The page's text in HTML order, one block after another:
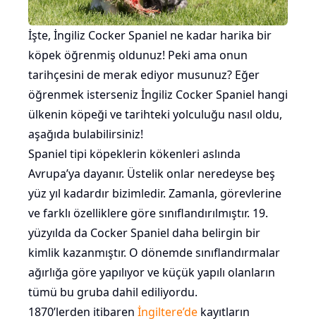
İşte, İngiliz Cocker Spaniel ne kadar harika bir
köpek öğrenmiş oldunuz! Peki ama onun
tarihçesini de merak ediyor musunuz? Eğer
öğrenmek isterseniz İngiliz Cocker Spaniel hangi
ülkenin köpeği ve tarihteki yolculuğu nasıl oldu,
aşağıda bulabilirsiniz!
Spaniel tipi köpeklerin kökenleri aslında
Avrupa’ya dayanır. Üstelik onlar neredeyse beş
yüz yıl kadardır bizimledir. Zamanla, görevlerine
ve farklı özelliklere göre sınıflandırılmıştır. 19.
yüzyılda da Cocker Spaniel daha belirgin bir
kimlik kazanmıştır. O dönemde sınıflandırmalar
ağırlığa göre yapılıyor ve küçük yapılı olanların
tümü bu gruba dahil ediliyordu.
1870’lerden itibaren İngiltere’de kayıtların